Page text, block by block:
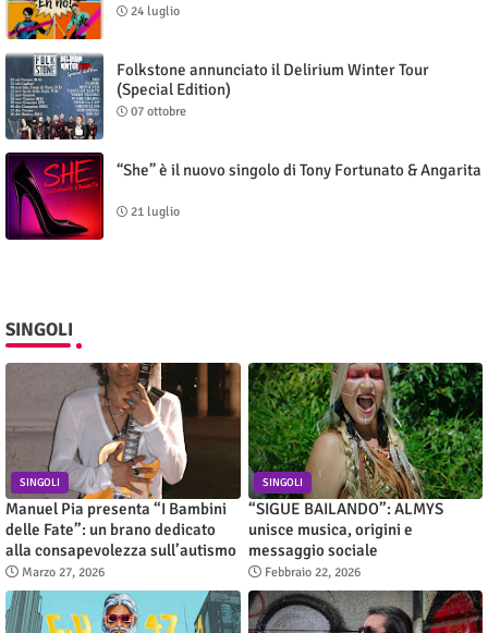
24 luglio
Folkstone annunciato il Delirium Winter Tour
(Special Edition)
07 ottobre
“She” è il nuovo singolo di Tony Fortunato & Angarita
21 luglio
SINGOLI
SINGOLI
Manuel Pia presenta “I Bambini
delle Fate”: un brano dedicato
alla consapevolezza sull’autismo
Marzo 27, 2026
SINGOLI
“SIGUE BAILANDO”: ALMYS
unisce musica, origini e
messaggio sociale
Febbraio 22, 2026